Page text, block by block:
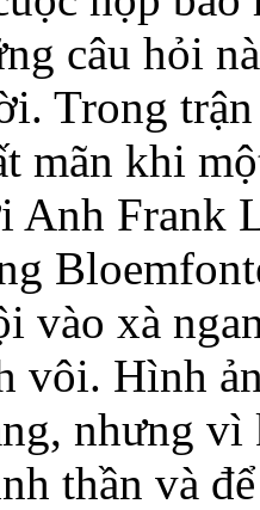
câu hỏi
Trong
mãn khi
Anh Frank
vào xà
vôi. Hình
nhưng
thần và